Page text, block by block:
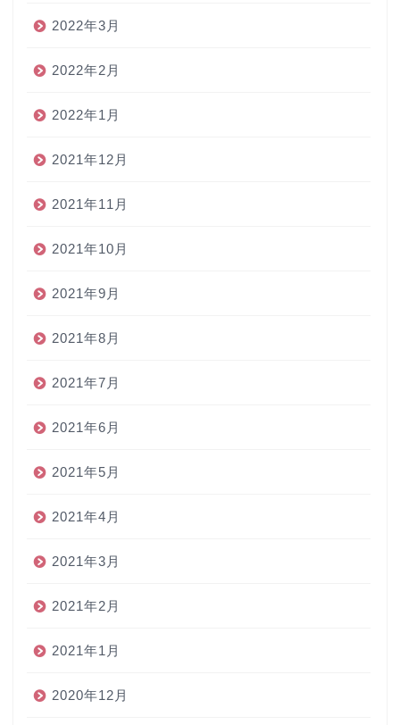
2022年3月
2022年2月
2022年1月
2021年12月
2021年11月
2021年10月
2021年9月
2021年8月
2021年7月
2021年6月
2021年5月
2021年4月
2021年3月
2021年2月
2021年1月
2020年12月